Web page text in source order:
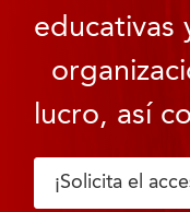
educativas
lucro, así
¡Solicita el